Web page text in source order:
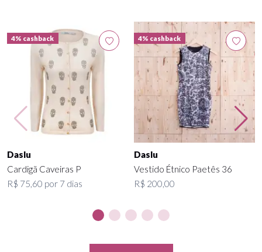
4% cashback
Daslu
Cardigã Caveiras P
R$ 75,60 por 7 dias
4% cashback
Daslu
Vestido Étnico Paetês 36
R$ 200,00